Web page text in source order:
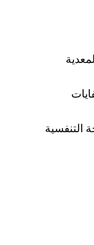
التنفسية